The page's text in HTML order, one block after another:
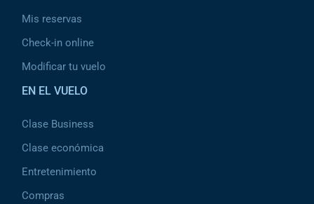
Mis reservas
Check-in online
Modificar tu vuelo
EN EL VUELO
Clase Business
Clase económica
Entretenimiento
Compras